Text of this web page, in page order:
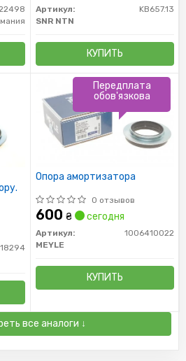
Артикул:
KB657.13
SNR NTN
КУПИТЬ
Опора амортизатора
0 отзывов
600 ₴ сегодня
Артикул:
1006410022
MEYLE
КУПИТЬ
Передплата
обов'язкова
все аналоги ↓